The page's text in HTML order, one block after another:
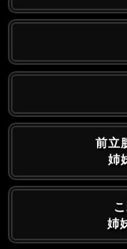
前立
姉
姉